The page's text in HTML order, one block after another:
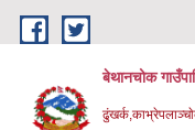
Skip to main content
बेथानचोक